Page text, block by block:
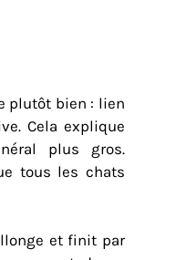
plutôt bien : lien
Cela explique
plus gros.
tous les chats
et finit par